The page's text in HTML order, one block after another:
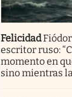
Felicidad
escritor ruso:
momento en
sino mientras